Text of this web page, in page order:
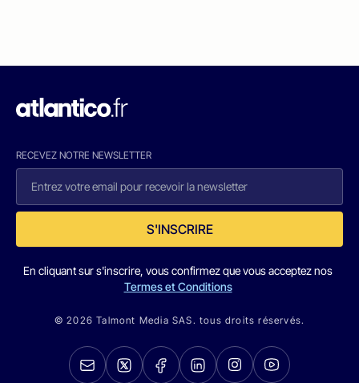
RECEVEZ NOTRE NEWSLETTER
S'INSCRIRE
En cliquant sur s'inscrire, vous confirmez que vous acceptez nos
Termes et Conditions
© 2026 Talmont Media SAS. tous droits réservés.